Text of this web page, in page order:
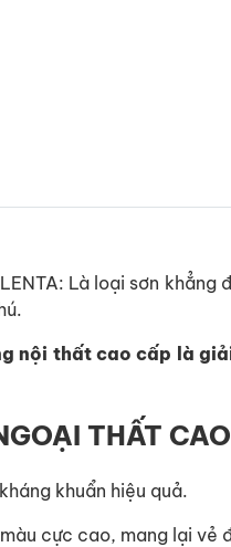
Là loại sơn
nội thất cao cấp là
THẤT
khuẩn hiệu quả.
cực cao, mang lại vẻ